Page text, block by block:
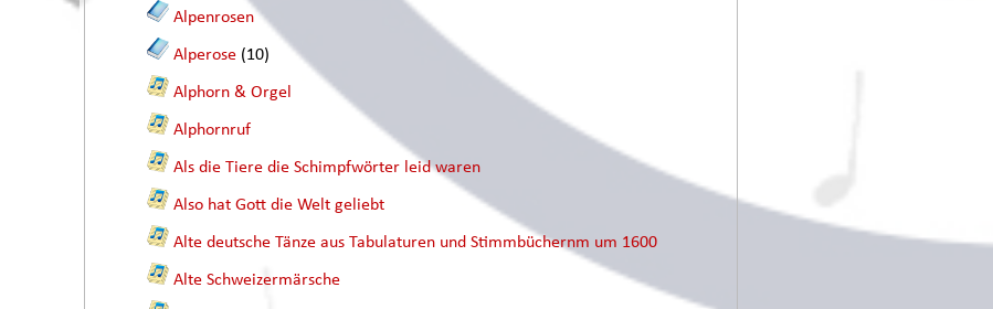
Alpenrosen
Alperose (10)
Alphorn & Orgel
Alphornruf
Als die Tiere die Schimpfwörter leid waren
Also hat Gott die Welt geliebt
Alte deutsche Tänze aus Tabulaturen und Stimmbüchernm um 1600
Alte Schweizermärsche